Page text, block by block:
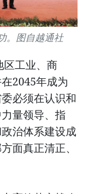
。图自越通社
区工业、商
2045年成为
必须在认识和
量领导、指
治体系建设成
面真正清正、